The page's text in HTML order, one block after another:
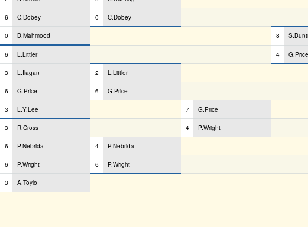
6 C.Dobey 0 C.Dobey
0 B.Mahmood 8
6 L.Littler 4 G.Price
3 L.Ilagan 2 L.Littler
6 G.Price 6 G.Price
3 L.Y.Lee 7 G.Price
3 R.Cross 4 P.Wright
6 P.Nebrida 4 P.Nebrida
6 P.Wright 6 P.Wright
3 A.Toylo